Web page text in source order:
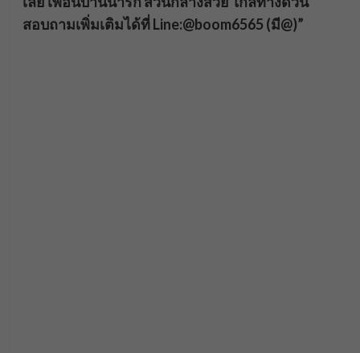
สอบถามเพิ่มเติมได้ที่ Line:@boom6565 (มี@)”